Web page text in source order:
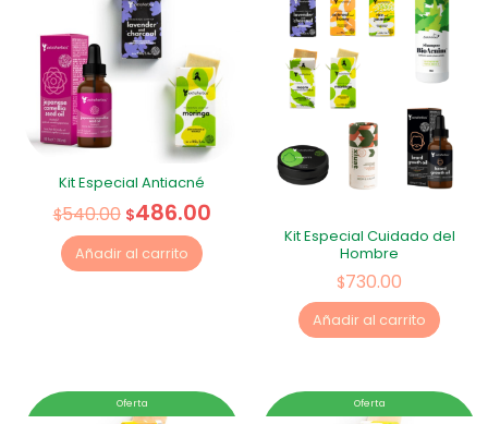
Kit Especial Antiacné
$540.00 $486.00
Añadir al carrito
Kit Especial Cuidado del
Hombre
$730.00
Añadir al carrito
Oferta Oferta